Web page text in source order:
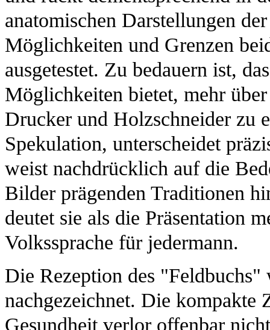
anatomischen Darstellungen
Möglichkeiten und Grenzen
ausgetestet. Zu bedauern ist,
Möglichkeiten bietet, mehr
Drucker und Holzschneider zu
Spekulation, unterscheidet
weist nachdrücklich auf die
Bilder prägenden Traditionen
deutet sie als die Präsentation
Volkssprache für jedermann.
Die Rezeption des
nachgezeichnet. Die kompakte
Gesundheit verlor offenbar